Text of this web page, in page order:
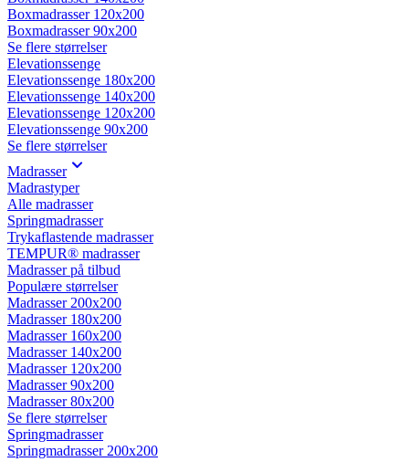
Boxmadrasser 120x200
Boxmadrasser 90x200
Se flere størrelser
Elevationssenge
Elevationssenge 180x200
Elevationssenge 140x200
Elevationssenge 120x200
Elevationssenge 90x200
Se flere størrelser
Madrasser
Madrastyper
Alle madrasser
Springmadrasser
Trykaflastende madrasser
TEMPUR® madrasser
Madrasser på tilbud
Populære størrelser
Madrasser 200x200
Madrasser 180x200
Madrasser 160x200
Madrasser 140x200
Madrasser 120x200
Madrasser 90x200
Madrasser 80x200
Se flere størrelser
Springmadrasser
Springmadrasser 200x200